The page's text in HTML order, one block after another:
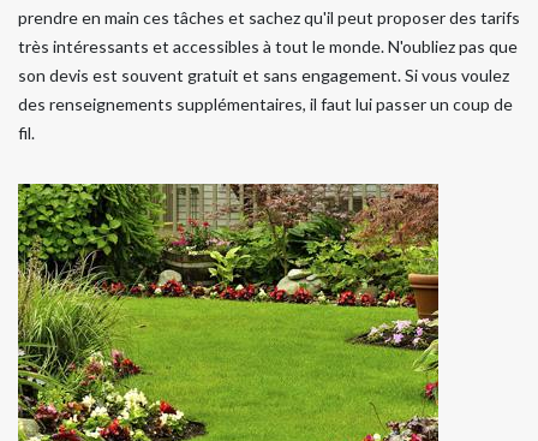
prendre en main ces tâches et sachez qu'il peut proposer des tarifs
très intéressants et accessibles à tout le monde. N'oubliez pas que
son devis est souvent gratuit et sans engagement. Si vous voulez
des renseignements supplémentaires, il faut lui passer un coup de
fil.